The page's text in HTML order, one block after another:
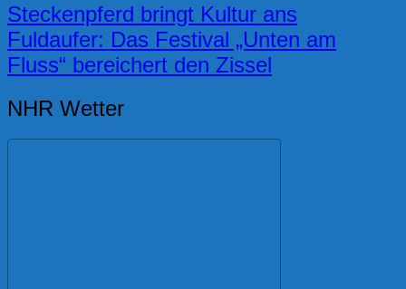
Steckenpferd bringt Kultur ans
Fuldaufer: Das Festival „Unten am
Fluss“ bereichert den Zissel
NHR Wetter